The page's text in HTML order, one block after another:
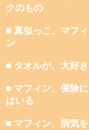
クのもの
■ 真似っこ、マフィ
ン
■ タオルが、大好き
■ マフィン、保険に
はいる
■ マフィン、病気を